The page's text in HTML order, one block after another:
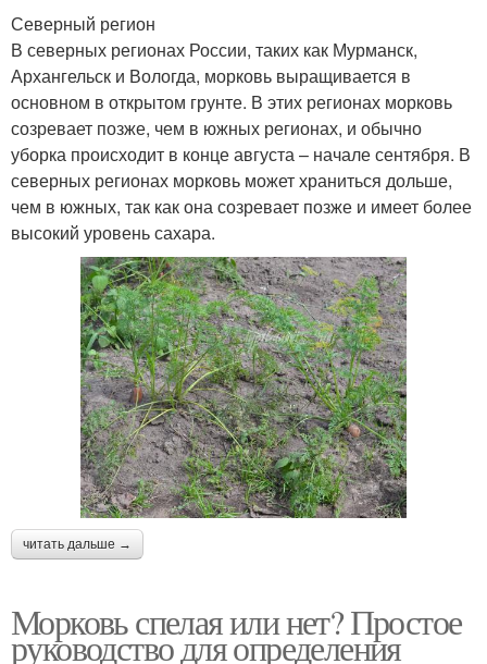
Северный регион
В северных регионах России, таких как Мурманск,
Архангельск и Вологда, морковь выращивается в
основном в открытом грунте. В этих регионах морковь
созревает позже, чем в южных регионах, и обычно
уборка происходит в конце августа – начале сентября. В
северных регионах морковь может храниться дольше,
чем в южных, так как она созревает позже и имеет более
высокий уровень сахара.
читать дальше →
Морковь спелая или нет? Простое
руководство для определения